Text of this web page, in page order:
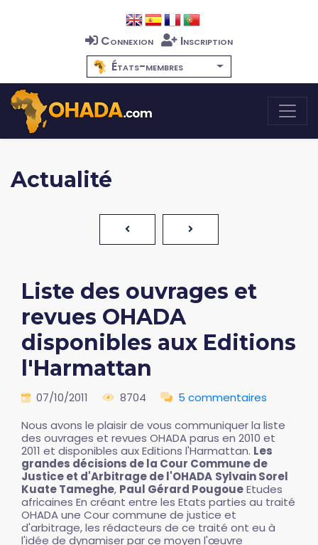
Connexion
Inscription
États-membres
Actualité
Liste des ouvrages et
revues OHADA
disponibles aux Editions
l'Harmattan
07/10/2011 8704
5 commentaires
Nous avons le plaisir de vous communiquer la liste
des ouvrages et revues OHADA parus en 2010 et
2011 et disponibles aux Editions l'Harmattan. Les
grandes décisions de la Cour Commune de
Justice et d'Arbitrage de l'OHADA Sylvain Sorel
Kuate Tameghe, Paul Gérard PougoueEtudes
africaines En créant entre les Etats parties au traité
OHADA une Cour commune de justice et
d'arbitrage, les rédacteurs de ce traité ont eu à
l'idée de dynamiser par ce moyen l'œuvre